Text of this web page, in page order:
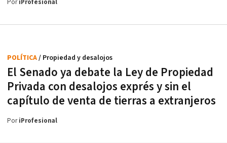
PoriProfesional
El Senado ya debate la Ley de Propiedad
Privada con desalojos exprés y sin el
capítulo de venta de tierras a extranjeros
POLÍTICA/ Propiedad y desalojos
PoriProfesional